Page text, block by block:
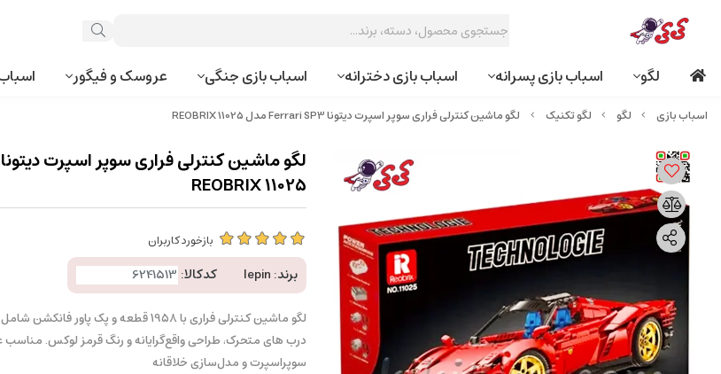
لگو اسباب بازی پسرانه اسباب بازی دخترانه اسباب بازی جنگی عروسک و فیگور
لگو لگو تکنیک لگو ماشین کنترلی فراری سوپر اسپرت دیتونا Ferrari SP3 مدل REOBRIX 11025
REOBRIX 11025
بازخورد کاربران
برند: lepin کدکالا:
درب های متحرک، طراحی واقع‌گرایانه و رنگ قرمز لوکس.
سوپراسپرت و مدل‌سازی خلاقانه